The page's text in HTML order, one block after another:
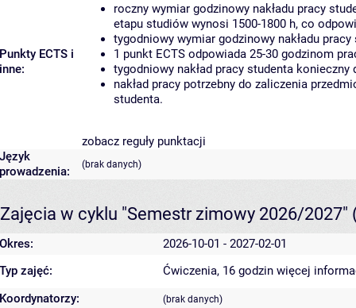
Punkty ECTS i
inne:
roczny wymiar godzinowy nakładu pracy
etapu studiów wynosi 1500-1800 h, co
tygodniowy wymiar godzinowy nakładu
1 punkt ECTS odpowiada 25-30 godzinom
tygodniowy nakład pracy studenta
nakład pracy potrzebny do zaliczenia
studenta.
zobacz reguły punktacji
Język
prowadzenia:
(brak danych)
Zajęcia w cyklu "Semestr zimowy 2026/2027"
Okres:
2026-10-01 - 2027-02-01
Typ zajęć:
Ćwiczenia, 16 godzin więcej
Koordynatorzy:
(brak danych)